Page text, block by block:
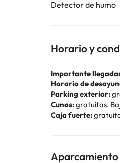
Detector de humo
Horario y
Importante
Horario de
Parking exterior:
Cunas:gratuitas.
Caja fuerte:
Aparcamiento